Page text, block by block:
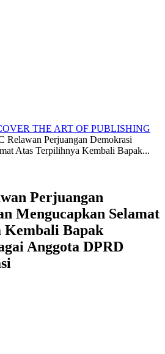
THE ART OF PUBLISHING
Relawan Perjuangan Demokrasi
Atas Terpilihnya Kembali Bapak...
Perjuangan
Mengucapkan Selamat
Kembali Bapak
Anggota DPRD